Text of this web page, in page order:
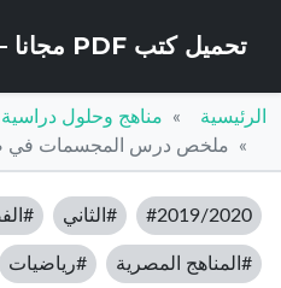
تحميل كتب PDF مجانا – كتب كو
الرئيسية
مناهج وحلول دراسية
ملخص درس المجسمات في
#2019/2020 #الثاني
#المناهج المصرية #رياضيات